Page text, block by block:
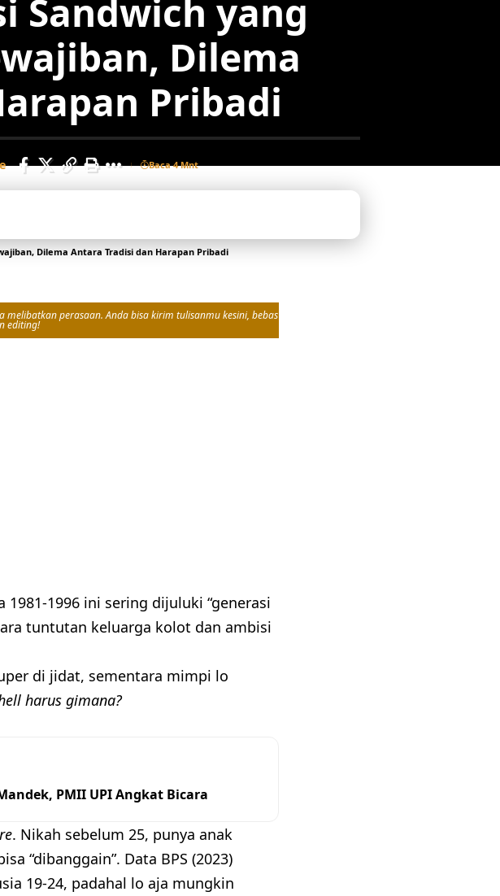
Sandwich yang
Dilema
Pribadi
Baca 4 Mnt
Dilema Antara Tradisi dan Harapan Pribadi
perasaan. Anda bisa kirim tulisanmu kesini, bebas
editing!
1996 ini sering dijuluki “generasi
tuntutan keluarga kolot dan ambisi
di jidat, sementara mimpi lo
harus gimana?
PMII UPI Angkat Bicara
. Nikah sebelum 25, punya anak
“dibanggain”. Data BPS (2023)
19-24, padahal lo aja mungkin